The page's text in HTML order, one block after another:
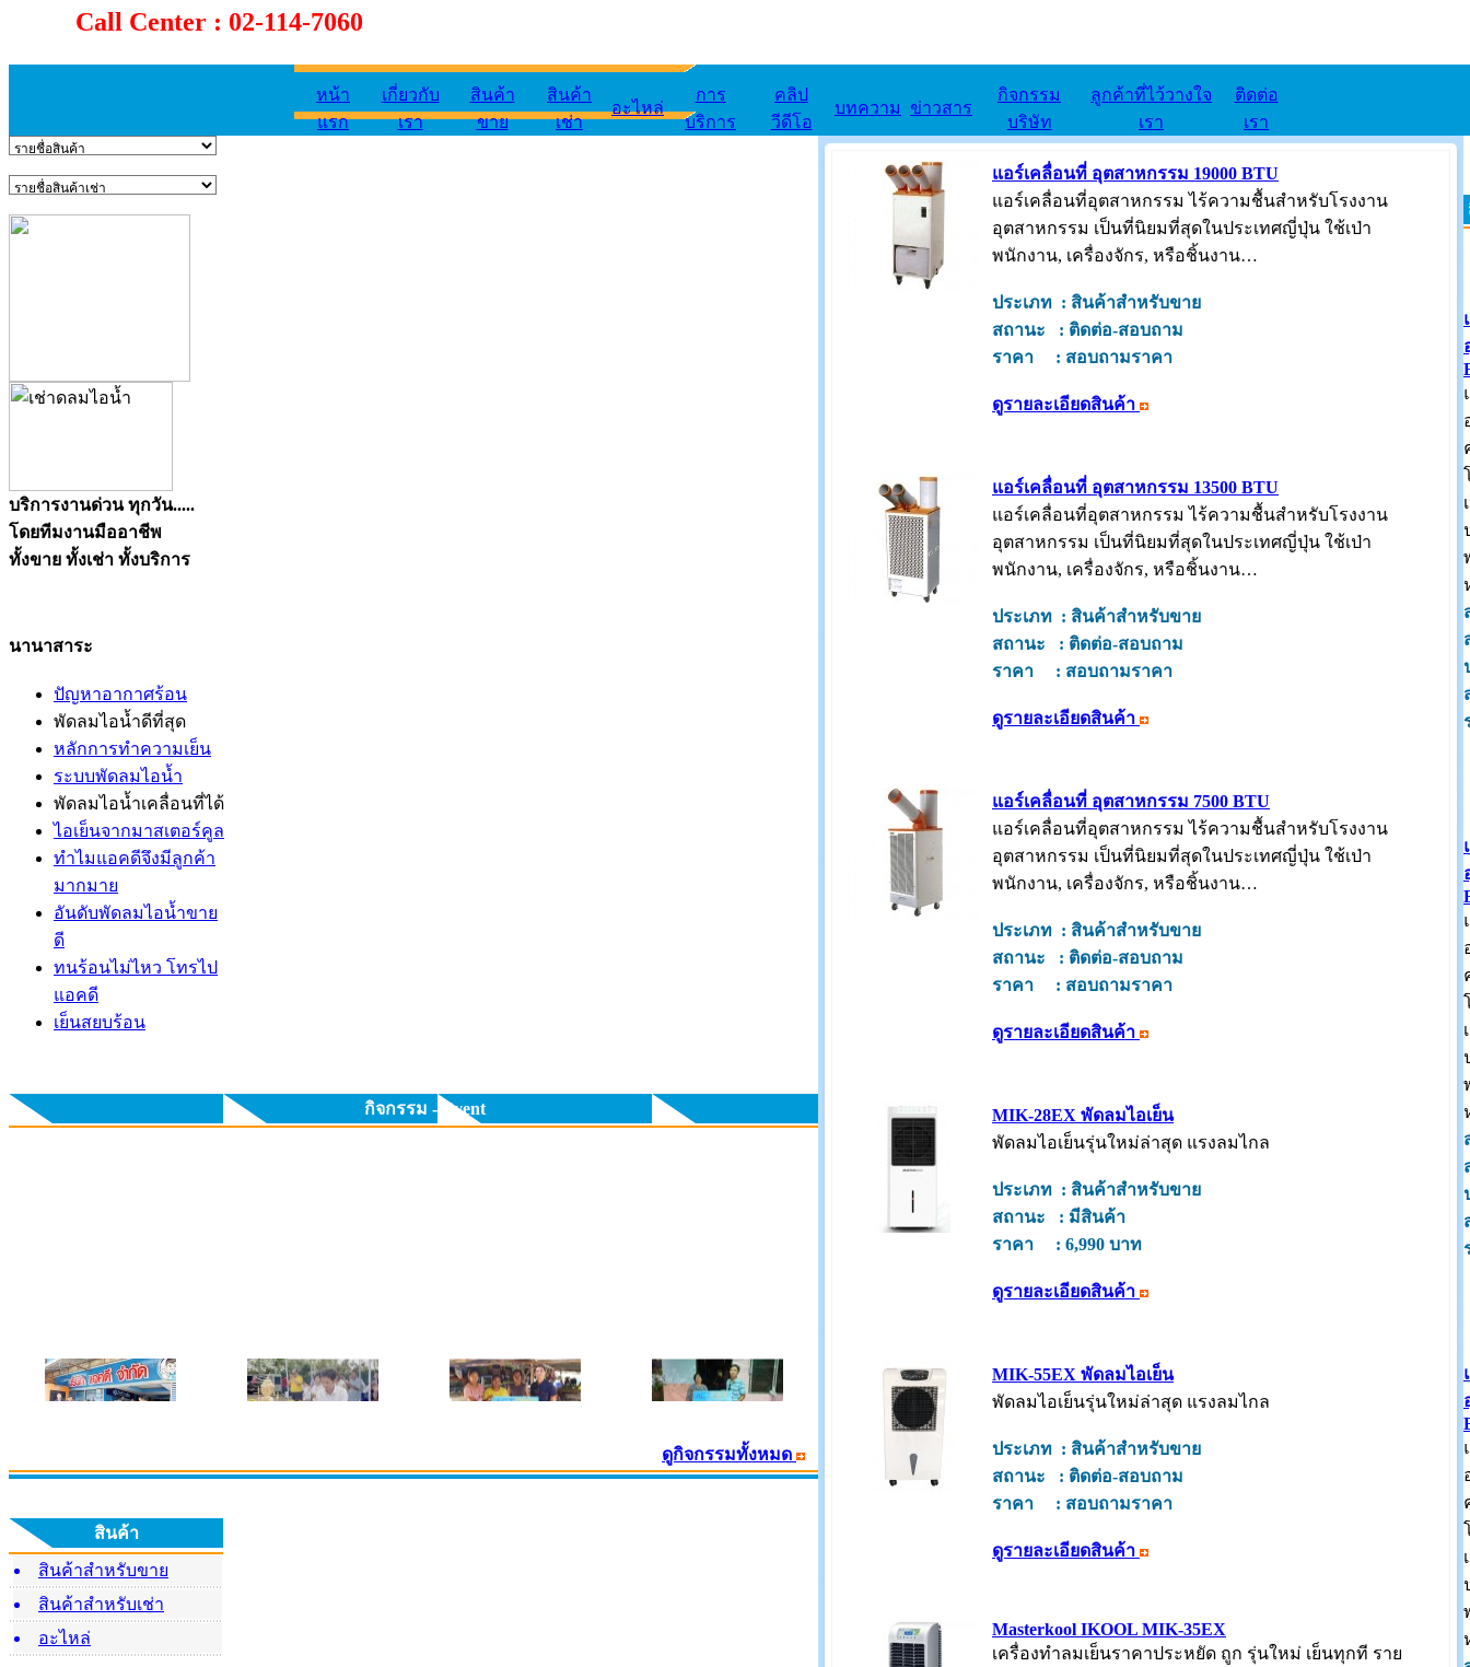
Call Center : 02-114-7060
หน้า
แรก
เกี่ยวกับ
เรา
สินค้า
ขาย
สินค้า
เช่า
อะไหล่
การ
บริการ
คลิป
วีดีโอ
บทความ ข่าวสาร
กิจกรรม
บริษัท
ลูกค้าที่ไว้วางใจ
เรา
ติดต่อ
เรา
บริการงานด่วน ทุกวัน.....
โดยทีมงานมืออาชีพ
ทั้งขาย ทั้งเช่า ทั้งบริการ
นานาสาระ
ปัญหาอากาศร้อน
พัดลมไอน้ำดีที่สุด
หลักการทำความเย็น
ระบบพัดลมไอน้ำ
พัดลมไอน้ำเคลื่อนที่ได้
ไอเย็นจากมาสเตอร์คูล
ทำไมแอคดีจึงมีลูกค้า
มากมาย
อันดับพัดลมไอน้ำขาย
ดี
ทนร้อนไม่ไหว โทรไป
แอคดี
เย็นสยบร้อน
กิจกรรม - Event
ไอน้ำ
โครงการมอบพัดลมไอเย็น
โครงการมอบพัดลมไอเย็น
แก่นายบุตร แก้วพิกุล
ดูกิจกรรมทั้งหมด
สินค้า
สินค้าสำหรับขาย
สินค้าสำหรับเช่า
อะไหล่
แอร์เคลื่อนที่ อุตสาหกรรม 19000 BTU
แอร์เคลื่อนที่อุตสาหกรรม ไร้ความชื้นสำหรับโรงงาน
อุตสาหกรรม เป็นที่นิยมที่สุดในประเทศญี่ปุ่น ใช้เป่า
พนักงาน, เครื่องจักร, หรือชิ้นงาน…
ประเภท : สินค้าสำหรับขาย
สถานะ : ติดต่อ-สอบถาม
ราคา : สอบถามราคา
ดูรายละเอียดสินค้า
แอร์เคลื่อนที่ อุตสาหกรรม 13500 BTU
แอร์เคลื่อนที่อุตสาหกรรม ไร้ความชื้นสำหรับโรงงาน
อุตสาหกรรม เป็นที่นิยมที่สุดในประเทศญี่ปุ่น ใช้เป่า
พนักงาน, เครื่องจักร, หรือชิ้นงาน…
ประเภท : สินค้าสำหรับขาย
สถานะ : ติดต่อ-สอบถาม
ราคา : สอบถามราคา
ดูรายละเอียดสินค้า
แอร์เคลื่อนที่ อุตสาหกรรม 7500 BTU
แอร์เคลื่อนที่อุตสาหกรรม ไร้ความชื้นสำหรับโรงงาน
อุตสาหกรรม เป็นที่นิยมที่สุดในประเทศญี่ปุ่น ใช้เป่า
พนักงาน, เครื่องจักร, หรือชิ้นงาน…
ประเภท : สินค้าสำหรับขาย
สถานะ : ติดต่อ-สอบถาม
ราคา : สอบถามราคา
ดูรายละเอียดสินค้า
MIK-28EX พัดลมไอเย็น
พัดลมไอเย็นรุ่นใหม่ล่าสุด แรงลมไกล
ประเภท : สินค้าสำหรับขาย
สถานะ : มีสินค้า
ราคา : 6,990 บาท
ดูรายละเอียดสินค้า
MIK-55EX พัดลมไอเย็น
พัดลมไอเย็นรุ่นใหม่ล่าสุด แรงลมไกล
ประเภท : สินค้าสำหรับขาย
สถานะ : ติดต่อ-สอบถาม
ราคา : สอบถามราคา
ดูรายละเอียดสินค้า
Masterkool IKOOL MIK-35EX
เครื่องทำลมเย็นราคาประหยัด ถูก รุ่นใหม่ เย็นทุกที ราย